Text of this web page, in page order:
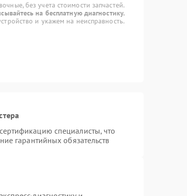
без учета стоимости запчастей.
на бесплатную диагностику.
и укажем на неисправность.
специалисты, что
гарантийных обязательств